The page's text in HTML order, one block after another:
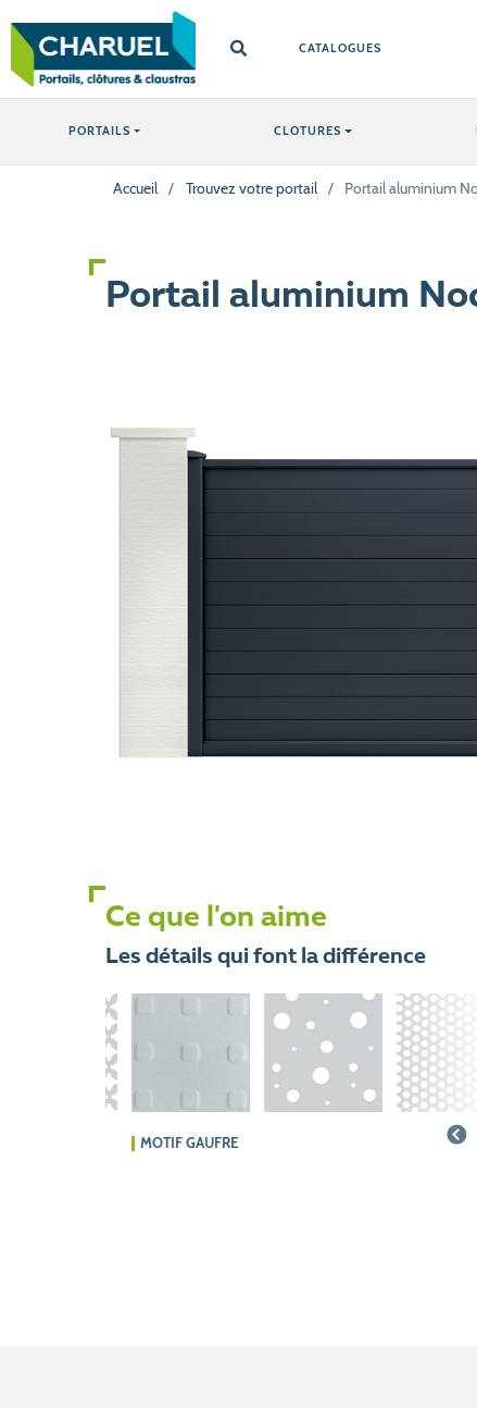
CATALOGUES
PORTAILS CLOTURES
Accueil / Trouvez votre portail / Portail aluminium
Portail aluminium
Ce que l'on aime
Les détails qui font la différence
MOTIF GAUFRE